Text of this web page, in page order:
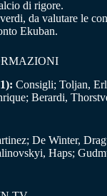
di rigore.
da valutare le
Ekuban.
Consigli; Toljan,
Berardi,
De Winter,
Haps;